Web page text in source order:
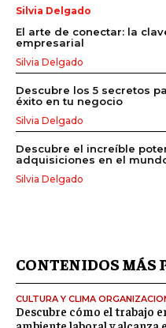
Silvia Delgado
El arte de conectar: la
empresarial
Silvia Delgado
Descubre los 5 secretos
éxito en tu negocio
Silvia Delgado
Descubre el increíble
adquisiciones en el
Silvia Delgado
CONTENIDOS MÁS
CULTURA Y CLIMA
Descubre cómo el trabajo